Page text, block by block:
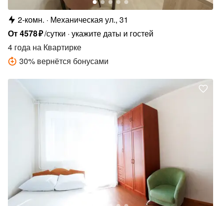
2-комн.
Механическая ул., 31
От4578₽/сутки укажите даты и гостей
4 года на Квартирке
30% вернётся бонусами